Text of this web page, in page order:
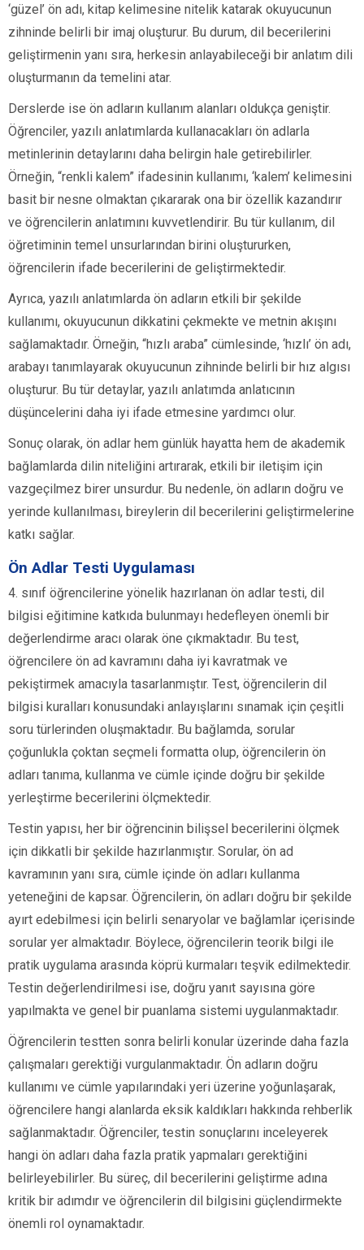
‘güzel’ ön adı, kitap kelimesine nitelik katarak okuyucunun
zihninde belirli bir imaj oluşturur. Bu durum, dil becerilerini
geliştirmenin yanı sıra, herkesin anlayabileceği bir anlatım dili
oluşturmanın da temelini atar.
Derslerde ise ön adların kullanım alanları oldukça geniştir.
Öğrenciler, yazılı anlatımlarda kullanacakları ön adlarla
metinlerinin detaylarını daha belirgin hale getirebilirler.
Örneğin, “renkli kalem” ifadesinin kullanımı, ‘kalem’ kelimesini
basit bir nesne olmaktan çıkararak ona bir özellik kazandırır
ve öğrencilerin anlatımını kuvvetlendirir. Bu tür kullanım, dil
öğretiminin temel unsurlarından birini oluştururken,
öğrencilerin ifade becerilerini de geliştirmektedir.
Ayrıca, yazılı anlatımlarda ön adların etkili bir şekilde
kullanımı, okuyucunun dikkatini çekmekte ve metnin akışını
sağlamaktadır. Örneğin, “hızlı araba” cümlesinde, ‘hızlı’ ön adı,
arabayı tanımlayarak okuyucunun zihninde belirli bir hız algısı
oluşturur. Bu tür detaylar, yazılı anlatımda anlatıcının
düşüncelerini daha iyi ifade etmesine yardımcı olur.
Sonuç olarak, ön adlar hem günlük hayatta hem de akademik
bağlamlarda dilin niteliğini artırarak, etkili bir iletişim için
vazgeçilmez birer unsurdur. Bu nedenle, ön adların doğru ve
yerinde kullanılması, bireylerin dil becerilerini geliştirmelerine
katkı sağlar.
Ön Adlar Testi Uygulaması
4. sınıf öğrencilerine yönelik hazırlanan ön adlar testi, dil
bilgisi eğitimine katkıda bulunmayı hedefleyen önemli bir
değerlendirme aracı olarak öne çıkmaktadır. Bu test,
öğrencilere ön ad kavramını daha iyi kavratmak ve
pekiştirmek amacıyla tasarlanmıştır. Test, öğrencilerin dil
bilgisi kuralları konusundaki anlayışlarını sınamak için çeşitli
soru türlerinden oluşmaktadır. Bu bağlamda, sorular
çoğunlukla çoktan seçmeli formatta olup, öğrencilerin ön
adları tanıma, kullanma ve cümle içinde doğru bir şekilde
yerleştirme becerilerini ölçmektedir.
Testin yapısı, her bir öğrencinin bilişsel becerilerini ölçmek
için dikkatli bir şekilde hazırlanmıştır. Sorular, ön ad
kavramının yanı sıra, cümle içinde ön adları kullanma
yeteneğini de kapsar. Öğrencilerin, ön adları doğru bir şekilde
ayırt edebilmesi için belirli senaryolar ve bağlamlar içerisinde
sorular yer almaktadır. Böylece, öğrencilerin teorik bilgi ile
pratik uygulama arasında köprü kurmaları teşvik edilmektedir.
Testin değerlendirilmesi ise, doğru yanıt sayısına göre
yapılmakta ve genel bir puanlama sistemi uygulanmaktadır.
Öğrencilerin testten sonra belirli konular üzerinde daha fazla
çalışmaları gerektiği vurgulanmaktadır. Ön adların doğru
kullanımı ve cümle yapılarındaki yeri üzerine yoğunlaşarak,
öğrencilere hangi alanlarda eksik kaldıkları hakkında rehberlik
sağlanmaktadır. Öğrenciler, testin sonuçlarını inceleyerek
hangi ön adları daha fazla pratik yapmaları gerektiğini
belirleyebilirler. Bu süreç, dil becerilerini geliştirme adına
kritik bir adımdır ve öğrencilerin dil bilgisini güçlendirmekte
önemli rol oynamaktadır.